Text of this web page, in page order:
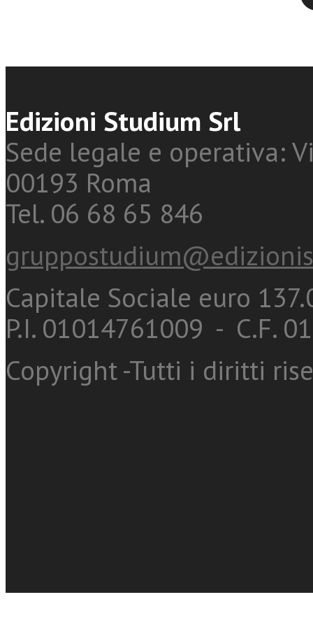
Edizioni Studium Srl
Sede legale e operativa:
00193 Roma
Tel. 06 68 65 846
Capitale Sociale euro
P.I. 01014761009 - C.F.
Copyright -Tutti i diritti